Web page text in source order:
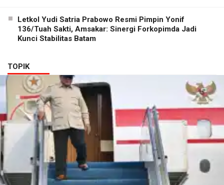
Letkol Yudi Satria Prabowo Resmi Pimpin Yonif
136/Tuah Sakti, Amsakar: Sinergi Forkopimda Jadi
Kunci Stabilitas Batam
TOPIK